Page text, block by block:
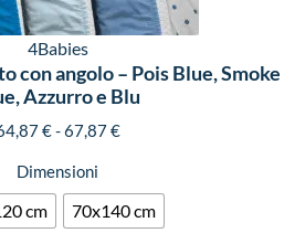
4Babies
con angolo – Pois Blue, Smoke
Azzurro e Blu
€-67,87€
Dimensioni
cm 70x140 cm